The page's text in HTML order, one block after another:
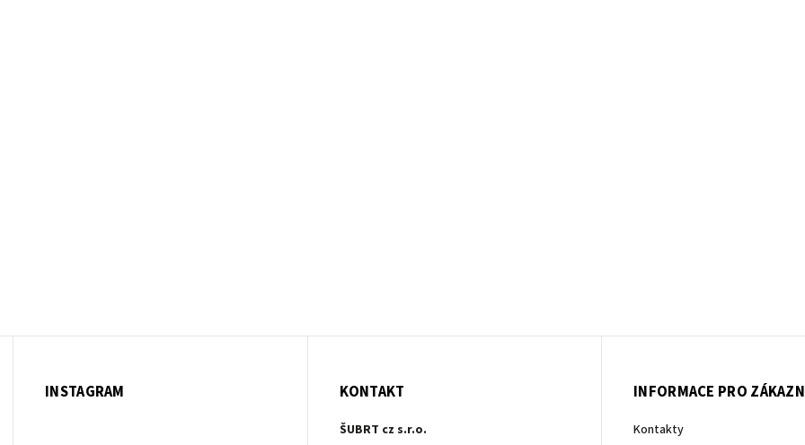
INSTAGRAM KONTAKT
ŠUBRT cz s.r.o.
INFORMACE PRO
Kontakty